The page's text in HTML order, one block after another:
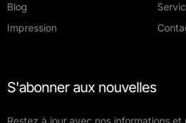
Blog
Impression
S'abonner aux nouvelles
Restez à jour avec nos informations